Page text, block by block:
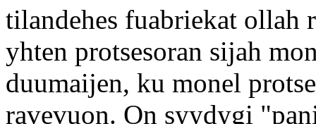
tilandehes fuabriekat ollah
yhten protsesoran sijah
duumaijen, ku monel
ravevuon. On syydygi